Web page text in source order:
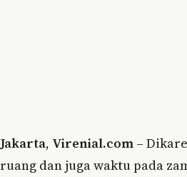
Jakarta, Virenial.com –
ruang dan juga waktu pada